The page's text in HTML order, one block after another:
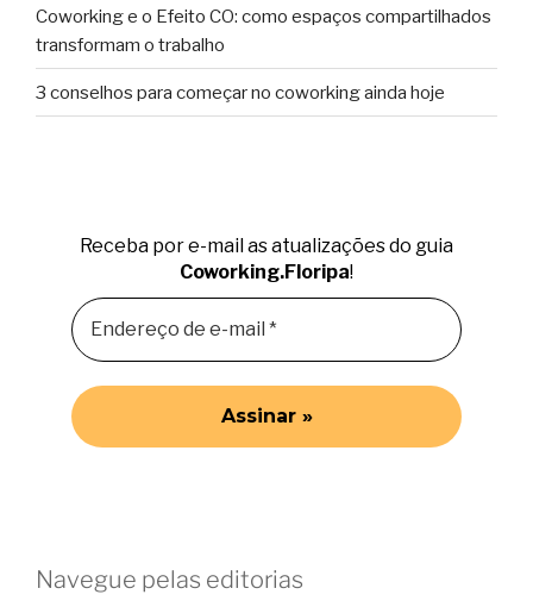
Coworking e o Efeito CO: como espaços compartilhados
transformam o trabalho
3 conselhos para começar no coworking ainda hoje
Receba por e-mail as atualizações do guia
Coworking.Floripa!
Navegue pelas editorias